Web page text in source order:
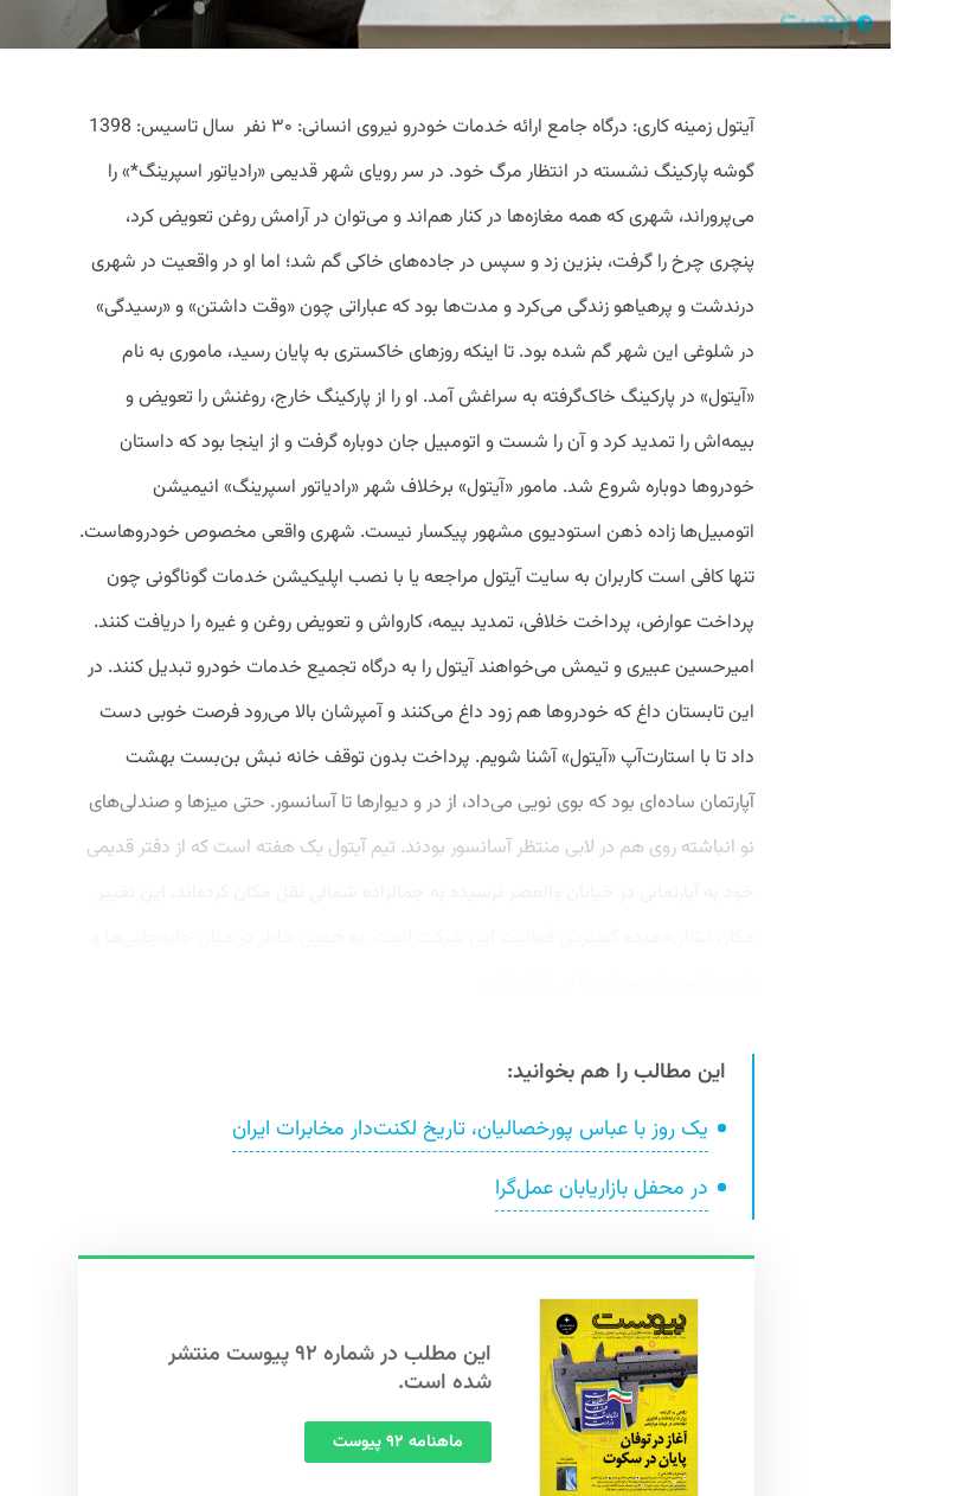
آیتول زمینه کاری: درگاه جامع ارائه خدمات خودرو نیروی انسانی: ۳۰ نفر سال تاسیس: 1398
گوشه پارکینگ نشسته در انتظار مرگ خود. در سر رویای شهر قدیمی «رادیاتور اسپرینگ*» را
می‌پروراند، شهری که همه مغازه‌ها در کنار هم‌اند و می‌توان در آرامش روغن تعویض کرد،
پنچری چرخ را گرفت، بنزین زد و سپس در جاده‌های خاکی گم شد؛ اما او در واقعیت در شهری
درندشت و پرهیاهو زندگی می‌کرد و مدت‌ها بود که عباراتی چون «وقت داشتن» و «رسیدگی»
در شلوغی این شهر گم شده بود. تا اینکه روزهای خاکستری به پایان رسید، ماموری به نام
«آیتول» در پارکینگ خاک‌گرفته به سراغش آمد. او را از پارکینگ خارج، روغنش را تعویض و
بیمه‌اش را تمدید کرد و آن را شست و اتومبیل جان دوباره گرفت و از اینجا بود که داستان
خودروها دوباره شروع شد. مامور «آیتول» برخلاف شهر «رادیاتور اسپرینگ» انیمیشن
اتومبیل‌ها زاده ذهن استودیوی مشهور پیکسار نیست. شهری واقعی مخصوص خودروهاست.
تنها کافی است کاربران به سایت آیتول مراجعه یا با نصب اپلیکیشن خدمات گوناگونی چون
پرداخت عوارض، پرداخت خلافی، تمدید بیمه، کارواش و تعویض روغن و غیره را دریافت کنند.
امیرحسین عبیری و تیمش می‌خواهند آیتول را به درگاه تجمیع خدمات خودرو تبدیل کنند. در
این تابستان داغ که خودروها هم زود داغ می‌کنند و آمپرشان بالا می‌رود فرصت خوبی دست
داد تا با استارت‌آپ «آیتول» آشنا شویم. پرداخت بدون توقف خانه نبش بن‌بست بهشت
آپارتمان ساده‌ای بود که بوی نویی می‌داد، از در و دیوارها تا آسانسور. حتی میزها و صندلی‌های
نو انباشته روی هم در لابی منتظر آسانسور بودند. تیم آیتول یک هفته است که از دفتر قدیمی
این مطالب را هم بخوانید:
یک روز با عباس پورخصالیان، تاریخ لکنت‌دار مخابرات ایران
در محفل بازاریابان عمل‌گرا
این مطلب در شماره ۹۲ پیوست منتشر
شده است.
ماهنامه ۹۲ پیوست